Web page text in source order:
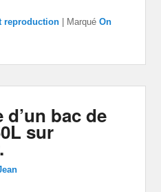
reproduction Marqué On
bac de
sur